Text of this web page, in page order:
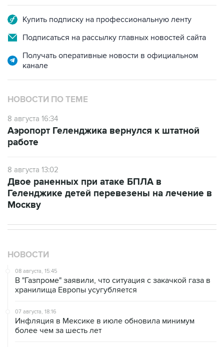
Купить подписку на профессиональную ленту
Подписаться на рассылку главных новостей сайта
Получать оперативные новости в официальном
канале
НОВОСТИ ПО ТЕМЕ
8 августа 16:34
Аэропорт Геленджика вернулся к штатной
работе
8 августа 13:02
Двое раненных при атаке БПЛА в
Геленджике детей перевезены на лечение в
Москву
НОВОСТИ
08 августа, 15:45
В "Газпроме" заявили, что ситуация с закачкой газа в
хранилища Европы усугубляется
07 августа, 18:16
Инфляция в Мексике в июле обновила минимум
более чем за шесть лет